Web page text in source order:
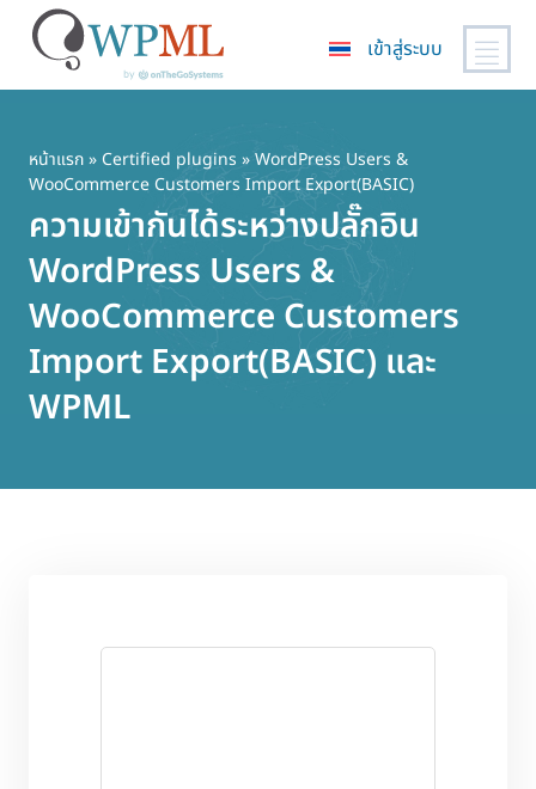
เนื้อหา
หลัก
เข้าสู่ระบบ
หน้าแรก» Certified plugins » WordPress Users &
WooCommerce Customers Import Export(BASIC)
ความเข้ากันได้ระหว่างปลั๊กอิน
WordPress Users &
WooCommerce Customers
Import Export(BASIC) และ
WPML